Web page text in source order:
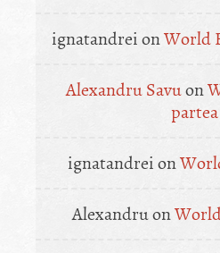
ignatandrei onWorld
Alexandru Savuon
partea
ignatandrei on
Alexandruon